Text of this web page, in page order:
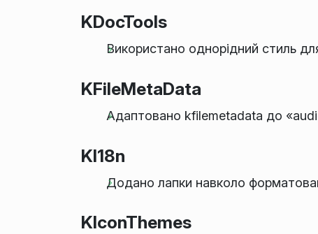
KDocTools
Використано однорідний стиль
KFileMetaData
Адаптовано kfilemetadata до
KI18n
Додано лапки навколо
KIconThemes